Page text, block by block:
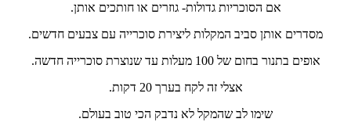
אם הסוכריות גדולות- גוזרים או חותכים אותן.
מסדרים אותן סביב המקלות ליצירת סוכרייה עם צבעים חדשים.
אופים בתנור בחום של 100 מעלות עד שנוצרת סוכרייה חדשה.
אצלי זה לקח בערך 20 דקות.
שימו לב שהמקל לא נדבק הכי טוב בעולם.